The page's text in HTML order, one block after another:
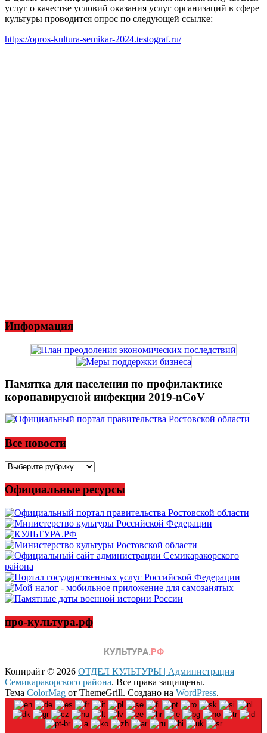
услуг о качестве условий оказания услуг организаций в сфере
культуры проводится опрос по следующей ссылке:
https://opros-kultura-semikar-2024.testograf.ru/
Информация
Памятка для населения по профилактике
коронавирусной инфекции 2019-nCoV
Все новости
Все
Официальные ресурсы
про-культура.рф
Копирайт © 2026 ОТДЕЛ КУЛЬТУРЫ | Администрация
Семикаракорского района. Все права защищены.
Тема ColorMag от ThemeGrill. Создано на WordPress.